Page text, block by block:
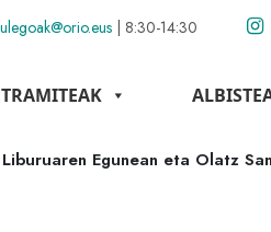
| 8:30-14:30
TRAMITEAK
Egunean eta Olatz